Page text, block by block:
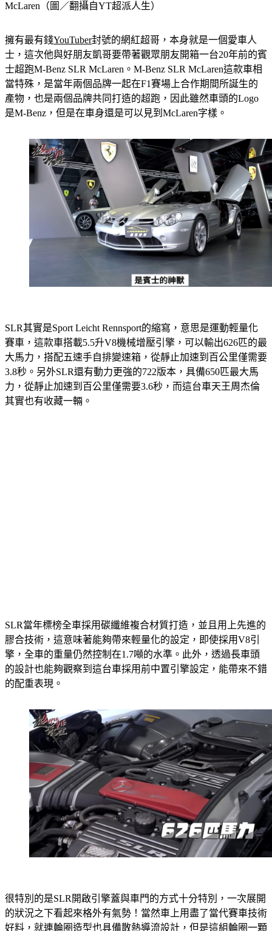
McLaren（圖／翻攝自YT超派人生）
擁有最有錢YouTuber封號的網紅超哥，本身就是一個愛車人
士，這次他與好朋友凱哥要帶著觀眾朋友開箱一台20年前的賓
士超跑M-Benz SLR McLaren。M-Benz SLR McLaren這款車相
當特殊，是當年兩個品牌一起在F1賽場上合作期間所誕生的
產物，也是兩個品牌共同打造的超跑，因此雖然車頭的Logo
是M-Benz，但是在車身還是可以見到McLaren字樣。
SLR其實是Sport Leicht Rennsport的縮寫，意思是運動輕量化
賽車，這款車搭載5.5升V8機械增壓引擎，可以輸出626匹的最
大馬力，搭配五速手自排變速箱，從靜止加速到百公里僅需要
3.8秒。另外SLR還有動力更強的722版本，具備650匹最大馬
力，從靜止加速到百公里僅需要3.6秒，而這台車天王周杰倫
其實也有收藏一輛。
SLR當年標榜全車採用碳纖維複合材質打造，並且用上先進的
膠合技術，這意味著能夠帶來輕量化的設定，即使採用V8引
擎，全車的重量仍然控制在1.7噸的水準。此外，透過長車頭
的設計也能夠觀察到這台車採用前中置引擎設定，能帶來不錯
的配重表現。
很特別的是SLR開啟引擎蓋與車門的方式十分特別，一次展開
的狀況之下看起來格外有氣勢！當然車上用盡了當代賽車技術
好料，就連輪圈造型也具備散熱導流設計，但是這組輪圈一顆